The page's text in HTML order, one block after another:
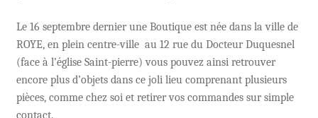
Le 16 septembre dernier une Boutique est née dans la ville de
ROYE, en plein centre-ville au 12 rue du Docteur Duquesnel
(face à l’église Saint-pierre) vous pouvez ainsi retrouver
encore plus d’objets dans ce joli lieu comprenant plusieurs
pièces, comme chez soi et retirer vos commandes sur simple
contact.